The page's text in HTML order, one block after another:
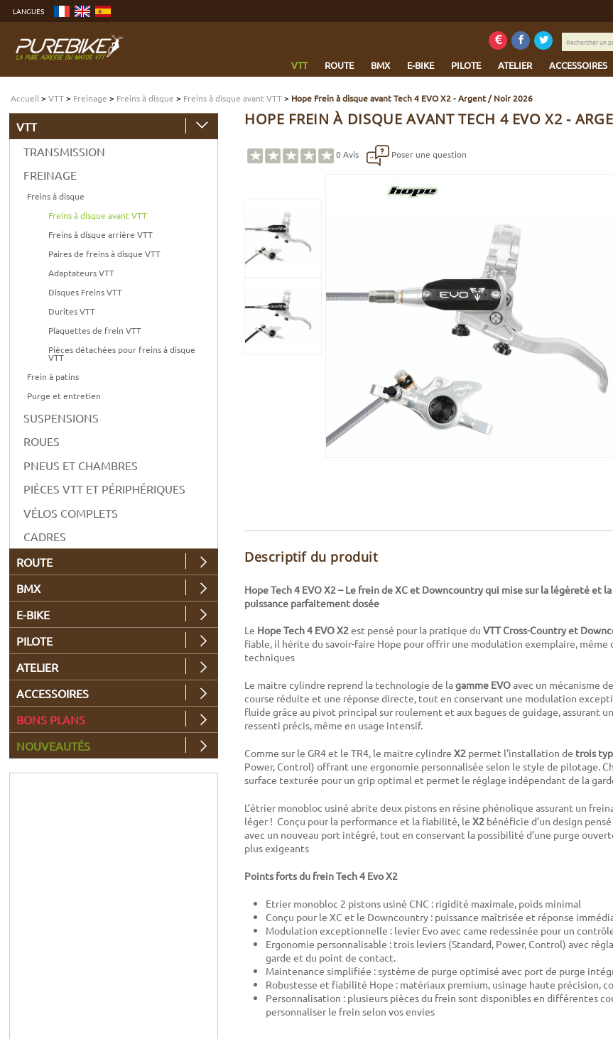
contenu
menu
Aller
LANGUES
VTT ROUTE BMX E-BIKE PILOTE ATELIER ACCESSOIRES
Rechercher
un
une
marque...
Accueil >VTT> Freinage > Freins à disque > Freins à disque avant VTT> Hope Frein à disque avant Tech 4 EVO X2 - Argent / Noir 2026
HOPE FREIN À DISQUE AVANT TECH 4 EVO X2 -
0 Avis Poser une question
Descriptif du produit
Hope Tech 4 EVO X2 – Le frein de XC et Downcountry qui mise sur la légèreté et
puissance parfaitement dosée
Le Hope Tech 4 EVO X2est pensé pour la pratique du VTT Cross-Country et
fiable, il hérite du savoir-faire Hope pour offrir une modulation exemplaire, même
techniques
Le maitre cylindre reprend la technologie de lagamme EVOavec un mécanisme
course réduite et une réponse directe, tout en conservant une modulation
fluide grâce au pivot principal sur roulement et aux bagues de guidage, assurant
ressenti précis, même en usage intensif.
Comme sur le GR4 et le TR4, le maitre cylindre X2 permet l'installation de trois
Power, Control) offrant une ergonomie personnalisée selon le style de pilotage.
surface texturée pour un grip optimal et permet le réglage indépendant de la
L’étrier monobloc usiné abrite deux pistons en résine phénolique assurant un
léger ! Conçu pour la performance et la fiabilité, le X2 bénéficie d’un design
avec un nouveau port intégré, tout en conservant la possibilité d’une purge
plus exigeants
Points forts du frein Tech 4 Evo X2
Etrier monobloc 2 pistons usiné CNC : rigidité maximale, poids minimal
Conçu pour le XC et le Downcountry : puissance maîtrisée et réponse
Modulation exceptionnelle : levier Evo avec came redessinée pour un
Ergonomie personnalisable : trois leviers (Standard, Power, Control) avec
garde et du point de contact.
Maintenance simplifiée : système de purge optimisé avec port de purge
Robustesse et fiabilité Hope : matériaux premium, usinage haute précision,
Personnalisation : plusieurs pièces du frein sont disponibles en différentes
personnaliser le frein selon vos envies
VTT
TRANSMISSION
FREINAGE
Freins à disque
Freins à disque avant VTT
Freins à disque arrière VTT
Paires de freins à disque VTT
Adaptateurs VTT
Disques Freins VTT
Durites VTT
Plaquettes de frein VTT
Pièces détachées pour freins à disque
VTT
Frein à patins
Purge et entretien
SUSPENSIONS
ROUES
PNEUS ET CHAMBRES
PIÈCES VTT ET PÉRIPHÉRIQUES
VÉLOS COMPLETS
CADRES
ROUTE
BMX
E-BIKE
PILOTE
ATELIER
ACCESSOIRES
BONS PLANS
NOUVEAUTÉS